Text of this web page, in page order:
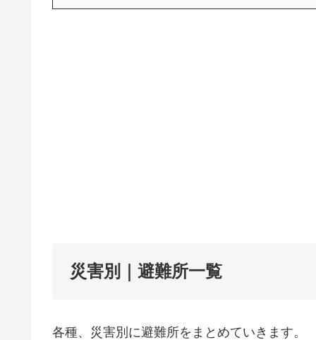
災害別｜避難所一覧
各種、災害別に避難所をまとめていきます。